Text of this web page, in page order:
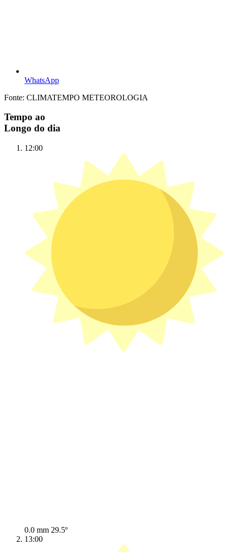
WhatsApp
Fonte: CLIMATEMPO METEOROLOGIA
Tempo ao
Longo do dia
12:00
0.0 mm 29.5º
13:00